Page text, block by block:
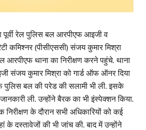
पूर्वी रेल पुलिस बल आरपीएफ आइजी व
कमिश्नर (पीसीएससी) संजय कुमार मिश्रा
आरपीएफ थाना का निरीक्षण करने पहुंचे. थाना
संजय कुमार मिश्रा को गार्ड ऑफ ऑनर दिया
पुलिस बल की परेड की सलामी भी ली. इसके
ली. उन्होंने बैरक का भी इंस्पेक्शन किया.
के दौरान सभी अधिकारियों को कई
के दस्तावेजों की भी जांच की. बाद में उन्होंने